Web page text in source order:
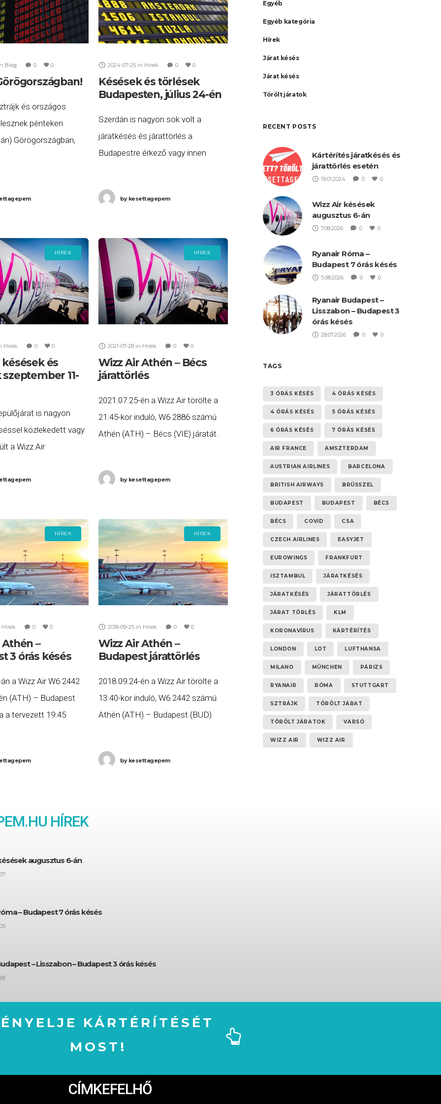
Blog 0 0
és országos
pénteken
Görögországban,
leáll a vonat- és
is és országosan
2024-07-25 in Hírek 0 0
Késések és törlések
Budapesten, július 24-én
Szerdán is nagyon sok volt a
járatkésés és járattörlés a
Budapestre érkező vagy innen
július 24-én (szerda) a következő.
bykesettagepem
HÍREK
Hírek 0 0
és
11-
is nagyon
közlekedett vagy
a Wizz Air
én. A késett vagy
HÍREK
2021-07-28 in Hírek 0 0
Wizz Air Athén – Bécs
járattörlés
2021.07.25-én a Wizz Air törölte a
21:45-kor induló, W6 2886 számú
Athén (ATH) – Bécs (VIE) járatát.
járattörlés
bykesettagepem
HÍREK
Hírek 0 0
–
3 órás késés
a Wizz Air W6 2442
(ATH) – Budapest
a tervezett 19:45
Ön a gépen
HÍREK
2018-09-25 in Hírek 0 0
Wizz Air Athén –
Budapest járattörlés
2018.09.24-én a Wizz Air törölte a
13:40-kor induló, W6 2442 számú
Athén (ATH) – Budapest (BUD)
hozzájutni a jogszabályok
bykesettagepem
Egyéb
Egyéb kategória
Hírek
Járat késés
Járat késés
Törölt járatok
RECENT POSTS
Kártérítés járatkésés és
járattörlés esetén
19.01.2024 0 0
Wizz Air késések
augusztus 6-án
7.08.2026 0 0
Ryanair Róma –
Budapest 7 órás késés
5.08.2026 0 0
Ryanair Budapest –
Lisszabon – Budapest 3
órás késés
28.07.2026 0 0
TAGS
3 ÓRÁS KÉSÉS 4 ÓRÁS KÉSÉS
4 ÓRÁS KÉSÉS 5 ÓRÁS KÉSÉS
6 ÓRÁS KÉSÉS 7 ÓRÁS KÉSÉS
AIR FRANCE AMSZTERDAM
AUSTRIAN AIRLINES BARCELONA
BRITISH AIRWAYS BRÜSSZEL
BUDAPEST BUDAPEST BÉCS
BÉCS COVID CSA
CZECH AIRLINES EASYJET
EUROWINGS FRANKFURT
ISZTAMBUL JÁRATKÉSÉS
JÁRATKÉSÉS JÁRATTÖRLÉS
JÁRAT TÖRLÉS KLM
KORONAVÍRUS KÁRTÉRÍTÉS
LONDON LOT LUFTHANSA
MILANO MÜNCHEN PÁRIZS
RYANAIR RÓMA STUTTGART
SZTRÁJK TÖRÖLT JÁRAT
TÖRÖLT JÁRATOK VARSÓ
WIZZ AIR WIZZ AIR
HÍREK
augusztus 6-án
– Budapest 7 órás késés
– Lisszabon – Budapest 3 órás késés
KÁRTÉRÍTÉSÉT
MOST!
CÍMKEFELHŐ